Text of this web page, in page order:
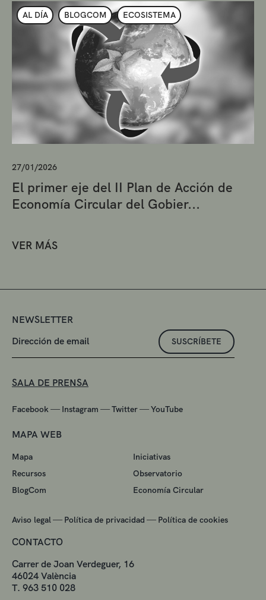
AL DÍA BLOGCOM ECOSISTEMA
27/01/2026
El primer eje del II Plan de Acción de
Economía Circular del Gobier...
VER MÁS
NEWSLETTER
SUSCRÍBETE
SALA DE PRENSA
Facebook — Instagram —Twitter—YouTube
MAPA WEB
Mapa
Iniciativas
Recursos
Observatorio
BlogCom
Economía Circular
Aviso legal — Política de privacidad — Política de cookies
CONTACTO
Carrer de Joan Verdeguer, 16
46024 València
T. 963 510 028